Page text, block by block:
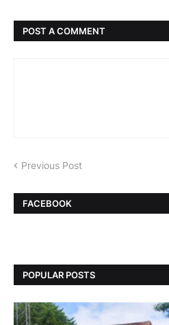
POST A COMMENT
Previous Post
FACEBOOK
POPULAR POSTS